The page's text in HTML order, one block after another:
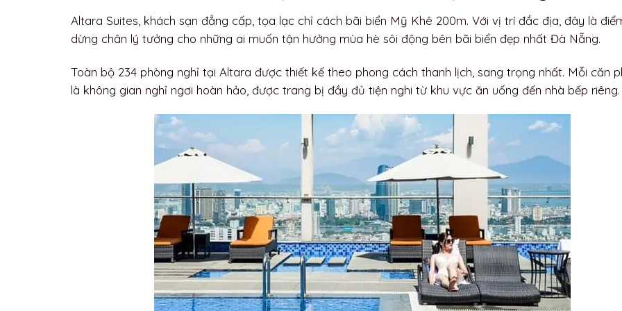
Altara Suites, khách sạn đẳng cấp, tọa lạc chỉ cách bãi biển Mỹ Khê 200m. Với vị trí đắc địa, đây là
dừng chân lý tưởng cho những ai muốn tận hưởng mùa hè sôi động bên bãi biển đẹp nhất Đà Nẵng.
Toàn bộ 234 phòng nghỉ tại Altara được thiết kế theo phong cách thanh lịch, sang trọng nhất. Mỗi căn
là không gian nghỉ ngơi hoàn hảo, được trang bị đầy đủ tiện nghi từ khu vực ăn uống đến nhà bếp riêng.